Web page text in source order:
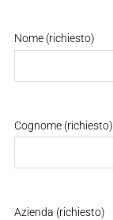
Nome (richiesto)
Cognome (richiesto)
Azienda (richiesto)